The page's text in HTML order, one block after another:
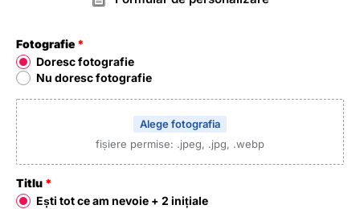
Fotografie
Doresc fotografie
Nu doresc fotografie
Alege fotografia
fișiere permise: .jpeg, .jpg, .webp
Titlu
Ești tot ce am nevoie + 2 inițiale